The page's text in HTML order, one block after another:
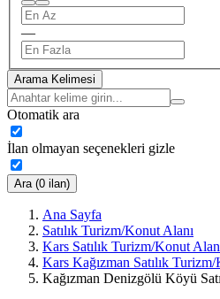
—
Arama Kelimesi
Otomatik ara
İlan olmayan seçenekleri gizle
Ara (0 ilan)
Ana Sayfa
Satılık Turizm/Konut Alanı
Kars Satılık Turizm/Konut
Kars Kağızman Satılık
Kağızman Denizgölü Köyü